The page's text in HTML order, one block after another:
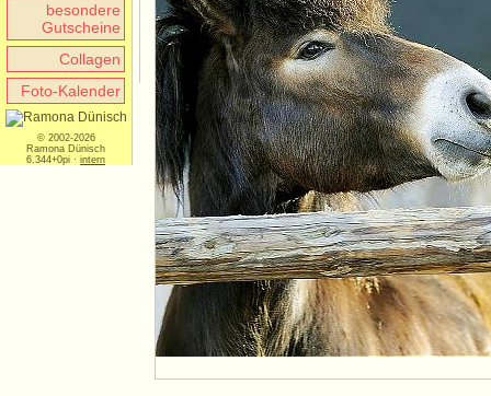
besondere
Gutscheine
Collagen
Foto-Kalender
© 2002-2026
Ramona Dünisch
6.344+0pi · intern